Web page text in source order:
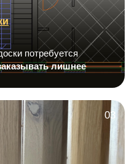
потребуется
лишнее
03